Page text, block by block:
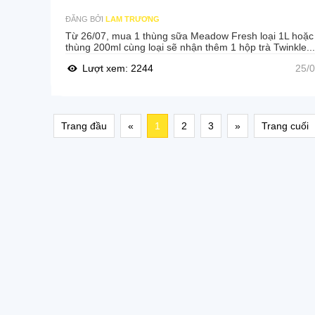
ĐĂNG BỞI LAM TRƯƠNG
Từ 26/07, mua 1 thùng sữa Meadow Fresh loại 1L hoặc
thùng 200ml cùng loại sẽ nhận thêm 1 hộp trà Twinkle...
Lượt xem: 2244
25/
Trang đầu « 1 2 3 » Trang cuối